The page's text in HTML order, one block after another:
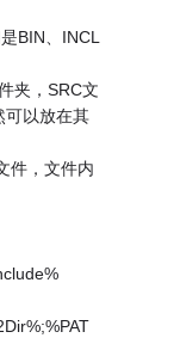
BIN、INCL
夹，SRC文
可以放在其
件，文件内